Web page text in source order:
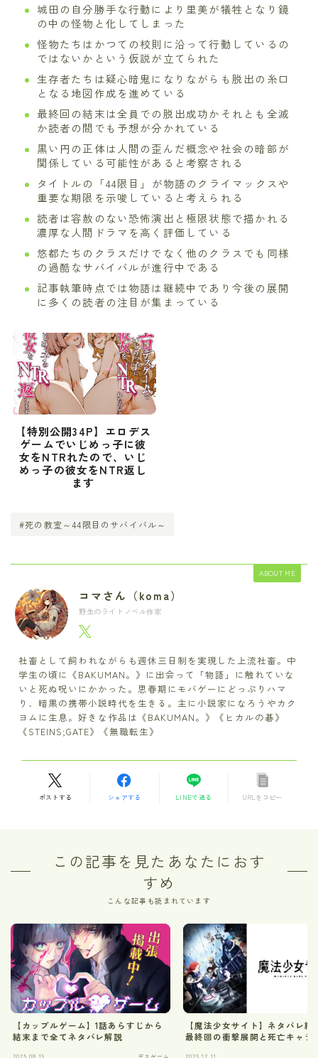
城田の自分勝手な行動により里美が犠牲となり鏡
の中の怪物と化してしまった
怪物たちはかつての校則に沿って行動しているの
ではないかという仮説が立てられた
生存者たちは疑心暗鬼になりながらも脱出の糸口
となる地図作成を進めている
最終回の結末は全員での脱出成功かそれとも全滅
か読者の間でも予想が分かれている
黒い円の正体は人間の歪んだ概念や社会の暗部が
関係している可能性があると考察される
タイトルの「44限目」が物語のクライマックスや
重要な期限を示唆していると考えられる
読者は容赦のない恐怖演出と極限状態で描かれる
濃厚な人間ドラマを高く評価している
悠都たちのクラスだけでなく他のクラスでも同様
の過酷なサバイバルが進行中である
記事執筆時点では物語は継続中であり今後の展開
に多くの読者の注目が集まっている
【特別公開34P】エロデス
ゲームでいじめっ子に彼
女をNTRれたので、いじ
めっ子の彼女をNTR返し
ます
#死の教室～44限目のサバイバル～
ABOUT ME
コマさん（koma）
野生のライトノベル作家
社畜として飼われながらも週休三日制を実現した上流社畜。中
学生の頃に《BAKUMAN。》に出会って「物語」に触れていな
いと死ぬ呪いにかかった。思春期にモバゲーにどっぷりハマ
り、暗黒の携帯小説時代を生きる。主に小説家になろうやカク
ヨムに生息。好きな作品は《BAKUMAN。》《ヒカルの碁》
《STEINS;GATE》《無職転生》
ポストする シェアする LINEで送る URLをコピー
この記事を見たあなたにおす
すめ
こんな記事も読まれています
【カップルゲーム】1話あらすじから
結末まで全てネタバレ解説
【魔法少女サイト】ネタバレ結
最終回の衝撃展開と死亡キャラ